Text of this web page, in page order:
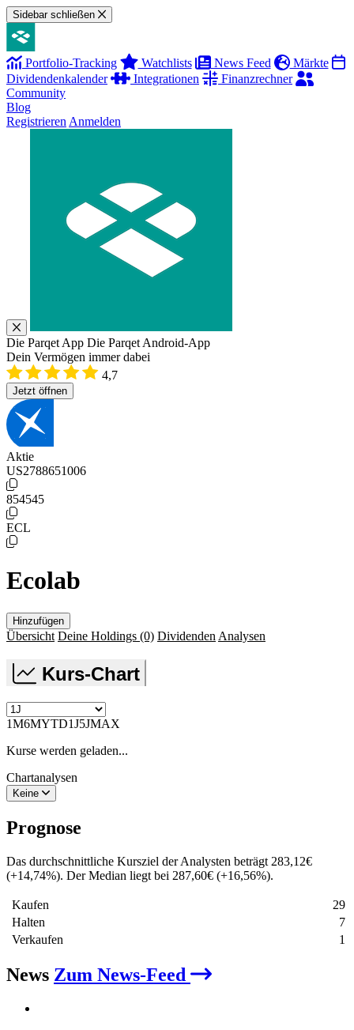
Sidebar schließen
Portfolio-Tracking Watchlists News Feed
Märkte
Dividendenkalender
Integrationen
Finanzrechner
Community
Blog
Registrieren Anmelden
Die Parqet App Die Parqet Android-App
Dein Vermögen immer dabei
4,7
Jetzt öffnen
Aktie
US2788651006
854545
ECL
Ecolab
Hinzufügen
Übersicht Deine Holdings (0) Dividenden Analysen
Kurs-Chart
1M6MYTD1J5JMAX
Kurse werden geladen...
Chartanalysen
Keine
Prognose
Das durchschnittliche Kursziel der Analysten beträgt 283,12€
(+14,74%). Der Median liegt bei 287,60€ (+16,56%).
Kaufen
29
Halten
7
Verkaufen
1
News Zum News-Feed